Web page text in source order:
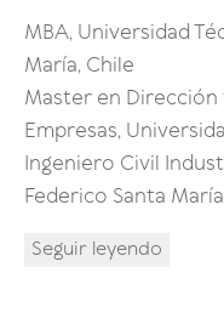
MBA, Universidad
María, Chile
Master en Dirección
Empresas,
Ingeniero Civil
Federico Santa
Seguir leyendo